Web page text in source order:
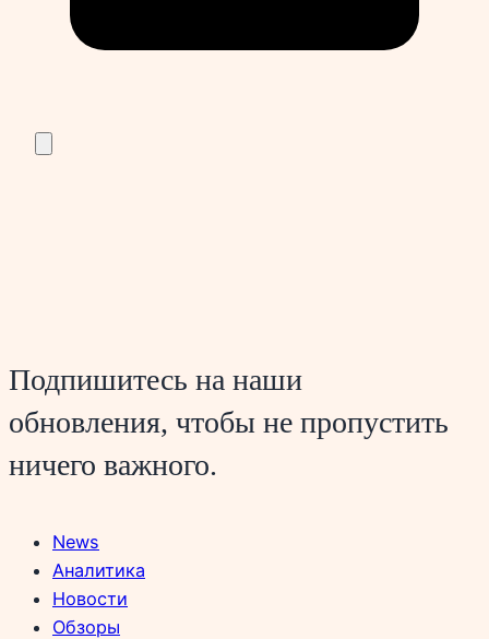
Подпишитесь на наши
обновления, чтобы не пропустить
ничего важного.
News
Аналитика
Новости
Обзоры